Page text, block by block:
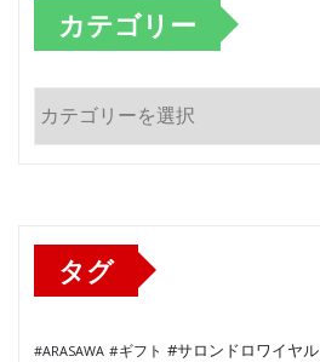
カテゴリー
カ
テ
タグ
#ARASAWA #ギフト #サロンドロワイヤル